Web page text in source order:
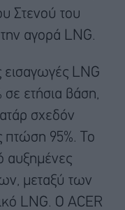
Στενού του
αγορά LNG.
εισαγωγές LNG
ετήσια βάση,
σχεδόν
πτώση 95%. Το
αυξημένες
μεταξύ των
LNG. Ο ACER